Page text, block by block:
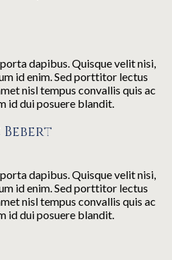
dapibus. Quisque velit nisi,
id enim. Sed porttitor lectus
nisl tempus convallis quis ac
id dui posuere blandit.
dapibus. Quisque velit nisi,
id enim. Sed porttitor lectus
nisl tempus convallis quis ac
id dui posuere blandit.